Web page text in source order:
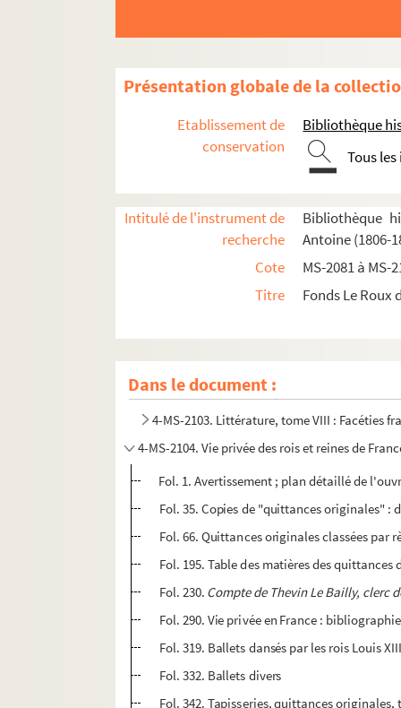
Présentation globale de la
Etablissement de
conservation
Bibliothèque
Tous
Intitulé de l'instrument de
recherche
Bibliothèque
Antoine (1806-
Cote
MS-2081 à MS-
Titre
Fonds Le Roux
Dans le document :
4-MS-2091. Églises de Paris (suite)
4-MS-2093. Hôtels et maisons célèbres de
4-MS-2094. Hôtels et maisons : ouvrages
4-MS-2095. Divers
4-MS-2096. Littérature, tome I : Histoire de
4-MS-2097. Littérature, tome II : Essai sur la
8-MS-2100. Littérature, tome V :
8-MS-2101. Littérature, tome VI : Mercier de
4-MS-2102. Littérature, tome VII : Glossaire
4-MS-2103. Littérature, tome VIII : Facéties
4-MS-2104. Vie privée des rois et reines de
Fol. 1. Avertissement ; plan détaillé de
Fol. 35. Copies de "quittances originales"
Fol. 66. Quittances originales classées par
Fol. 195. Table des matières des
Fol. 230. Compte de Thevin Le Bailly, clerc
Fol. 290. Vie privée en France :
Fol. 319. Ballets dansés par les rois Louis
Fol. 332. Ballets divers
Fol. 342. Tapisseries, quittances